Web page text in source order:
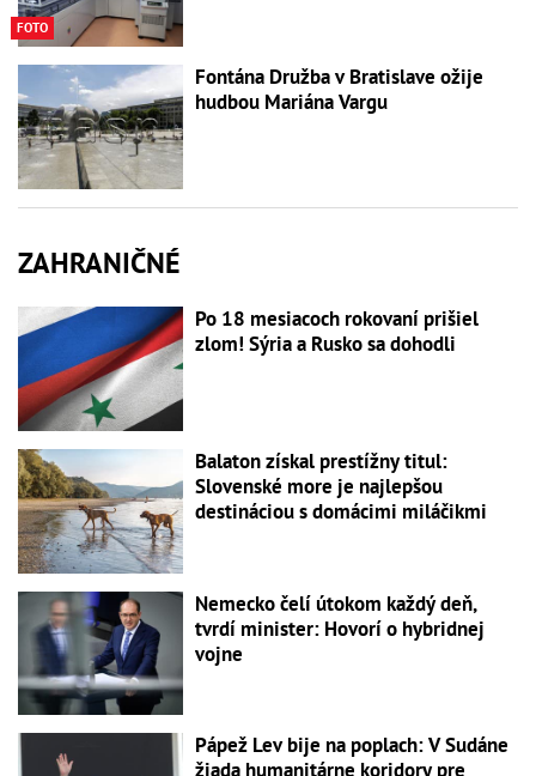
FOTO
Fontána Družba v Bratislave ožije
hudbou Mariána Vargu
ZAHRANIČNÉ
Po 18 mesiacoch rokovaní prišiel
zlom! Sýria a Rusko sa dohodli
Balaton získal prestížny titul:
Slovenské more je najlepšou
destináciou s domácimi miláčikmi
Nemecko čelí útokom každý deň,
tvrdí minister: Hovorí o hybridnej
vojne
Pápež Lev bije na poplach: V Sudáne
žiada humanitárne koridory pre